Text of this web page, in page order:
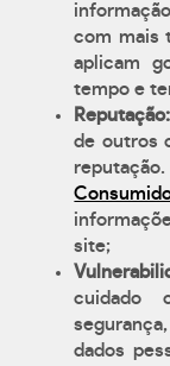
com mais
aplicam
tempo e
Reputação:
de outros
site;
cuidado
dados